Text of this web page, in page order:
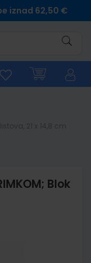
iznad 62,50 €
Blok